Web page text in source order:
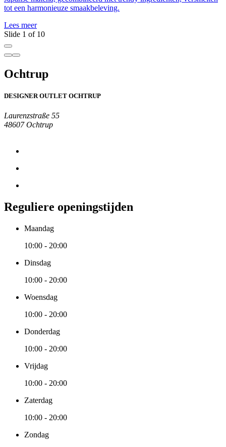
tot een harmonieuze smaakbeleving.
Lees meer
Slide 1 of 10
Ochtrup
DESIGNER OUTLET OCHTRUP
Laurenzstraße 55
48607 Ochtrup
Reguliere openingstijden
Maandag
10:00 - 20:00
Dinsdag
10:00 - 20:00
Woensdag
10:00 - 20:00
Donderdag
10:00 - 20:00
Vrijdag
10:00 - 20:00
Zaterdag
10:00 - 20:00
Zondag